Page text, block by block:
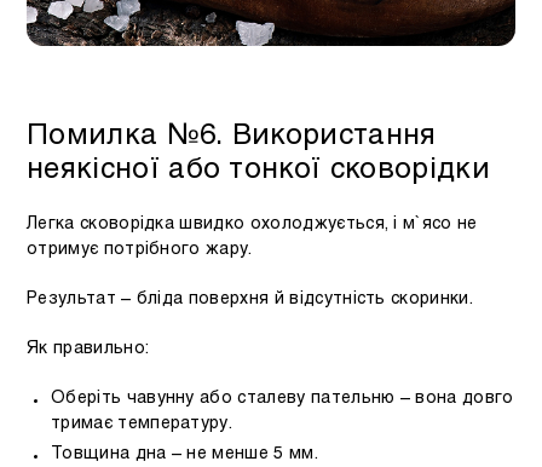
Помилка №6. Використання
неякісної або тонкої сковорідки
Легка сковорідка швидко охолоджується, і м`ясо не
отримує потрібного жару.
Результат – бліда поверхня й відсутність скоринки.
Як правильно:
Оберіть чавунну або сталеву пательню – вона довго
тримає температуру.
Товщина дна – не менше 5 мм.